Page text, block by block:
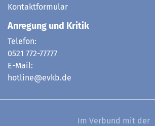
Kontaktformular
Anregung und Kritik
Telefon:
0521 772-77777
E-Mail:
hotline@evkb.de
Im Verbund mit der